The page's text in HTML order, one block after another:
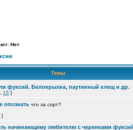
Нет
Темы
фуксий. Белокрылка, паутинный клещ и др.
15 ]
опознать что за сорт?
]
начинающему любителю с черенками